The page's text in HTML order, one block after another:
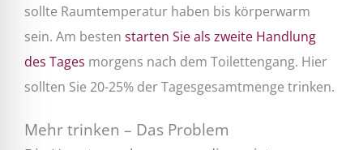
sollte Raumtemperatur haben bis körperwarm
sein. Am besten starten Sie als zweite Handlung
des Tages morgens nach dem Toilettengang. Hier
sollten Sie 20-25% der Tagesgesamtmenge trinken.
Mehr trinken – Das Problem